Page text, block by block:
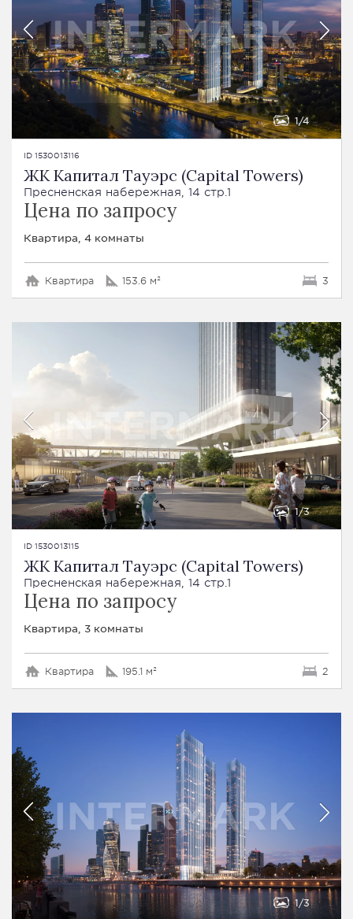
1 4
ID 1530013116
ЖК Капитал Тауэрс (Capital Towers)
Пресненская набережная, 14 стр.1
Цена по запросу
Квартира, 4 комнаты
Квартира 153.6 м² 3
1 3
ID 1530013115
ЖК Капитал Тауэрс (Capital Towers)
Пресненская набережная, 14 стр.1
Цена по запросу
Квартира, 3 комнаты
Квартира 195.1 м² 2
1 3